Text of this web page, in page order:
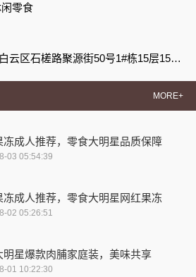
零食
详细地址：广东广州市白云区石槎路聚源街50号1#栋15层1508室
MORE+
冻成人推荐，零食大明星品质保障
03 05:54:39
冻成人推荐，零食大明星网红果冻
02 05:26:51
明星爆款肉脯家庭装，美味共享
01 10:22:30